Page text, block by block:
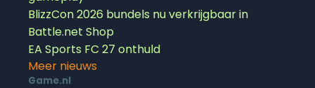
BlizzCon 2026 bundels nu verkrijgbaar in
Battle.net Shop
EA Sports FC 27 onthuld
Meer nieuws
Game.nl